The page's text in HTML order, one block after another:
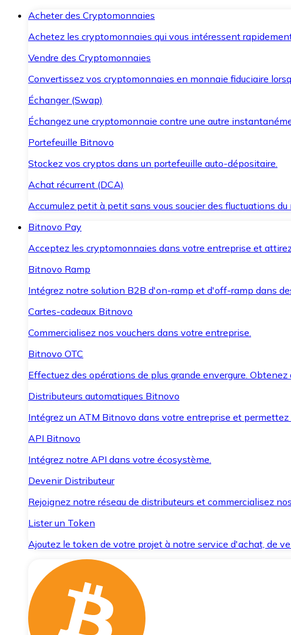
Acheter des Cryptomonnaies
Achetez les cryptomonnaies qui vous intéressent
Vendre des Cryptomonnaies
Convertissez vos cryptomonnaies en monnaie fiduciaire
Échanger (Swap)
Échangez une cryptomonnaie contre une autre
Portefeuille Bitnovo
Stockez vos cryptos dans un portefeuille auto-dépositaire.
Achat récurrent (DCA)
Accumulez petit à petit sans vous soucier des fluctuations du
Bitnovo Pay
Acceptez les cryptomonnaies dans votre entreprise et
Bitnovo Ramp
Intégrez notre solution B2B d'on-ramp et d'off-ramp dans
Cartes-cadeaux Bitnovo
Commercialisez nos vouchers dans votre entreprise.
Bitnovo OTC
Effectuez des opérations de plus grande envergure.
Distributeurs automatiques Bitnovo
Intégrez un ATM Bitnovo dans votre entreprise et
API Bitnovo
Intégrez notre API dans votre écosystème.
Devenir Distributeur
Rejoignez notre réseau de distributeurs et commercialisez
Lister un Token
Ajoutez le token de votre projet à notre service d'achat, de